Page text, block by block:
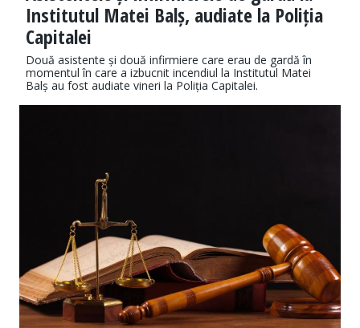
Institutul Matei Balș, audiate la Poliția
Capitalei
Două asistente și două infirmiere care erau de gardă în
momentul în care a izbucnit incendiul la Institutul Matei
Balș au fost audiate vineri la Poliția Capitalei.